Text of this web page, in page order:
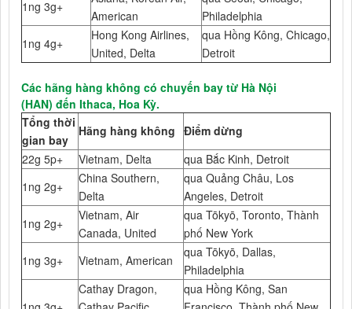
1ng 3g+
American
Philadelphia
1ng 4g+
Hong Kong Airlines,
United, Delta
qua Hồng Kông, Chicago,
Detroit
Các hãng hàng không có chuyến bay từ Hà Nội
(HAN) đến Ithaca, Hoa Kỳ.
Tổng thời
gian bay
Hãng hàng không Điểm dừng
22g 5p+
Vietnam, Delta
qua Bắc Kinh, Detroit
1ng 2g+
China Southern,
Delta
qua Quảng Châu, Los
Angeles, Detroit
1ng 2g+
Vietnam, Air
Canada, United
qua Tōkyō, Toronto, Thành
phố New York
1ng 3g+
Vietnam, American
qua Tōkyō, Dallas,
Philadelphia
Cathay Dragon,
qua Hồng Kông, San